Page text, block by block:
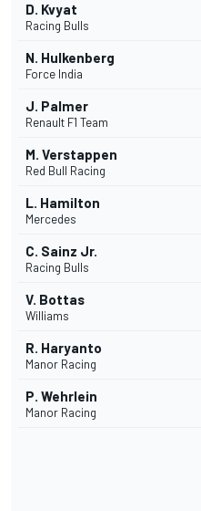
D. Kvyat
Racing Bulls
N. Hulkenberg
Force India
J. Palmer
Renault F1 Team
M. Verstappen
Red Bull Racing
L. Hamilton
Mercedes
C. Sainz Jr.
Racing Bulls
V. Bottas
Williams
R. Haryanto
Manor Racing
P. Wehrlein
Manor Racing